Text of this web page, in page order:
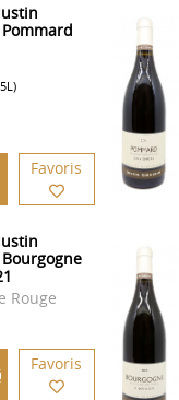
Favoris
Rouge
Favoris